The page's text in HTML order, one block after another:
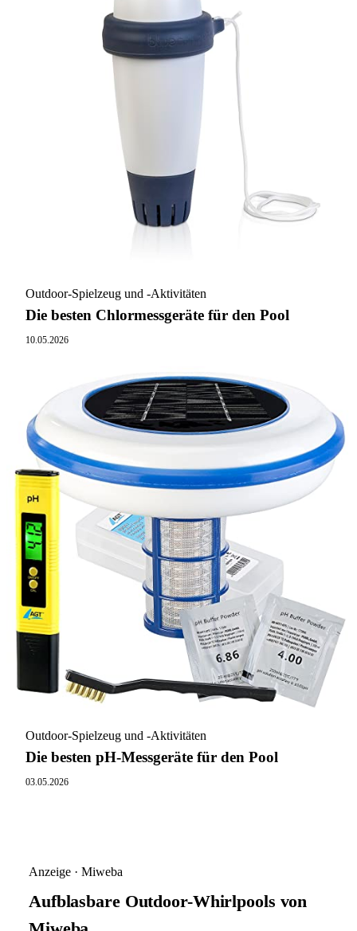
Outdoor-Spielzeug und -Aktivitäten
Die besten Chlormessgeräte für den Pool
10.05.2026
Outdoor-Spielzeug und -Aktivitäten
Die besten pH-Messgeräte für den Pool
03.05.2026
Anzeige · Miweba
Aufblasbare Outdoor-Whirlpools von